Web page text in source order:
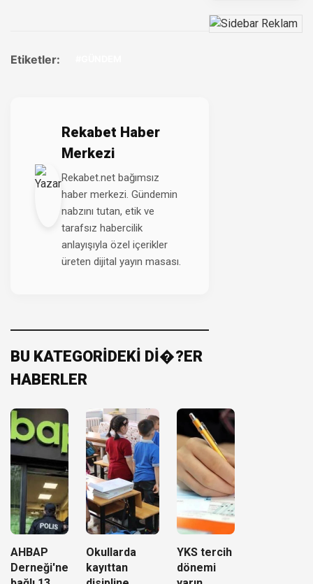
Etiketler:
Rekabet Haber
Merkezi
Rekabet.net bağımsız
haber merkezi. Gündemin
nabzını tutan, etik ve
tarafsız habercilik
anlayışıyla özel içerikler
üreten dijital yayın masası.
BU KATEGORİDEKİ Dİ�?ER
HABERLER
AHBAP
Derneği'ne
Okullarda
kayıttan
YKS tercih
dönemi